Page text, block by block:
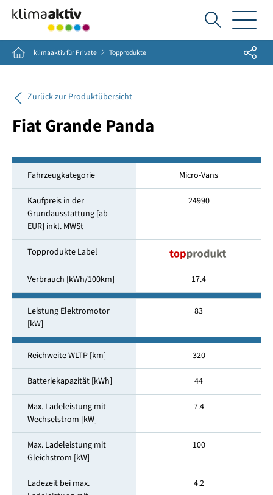
Ich
suche...
Home klimaaktiv für Private Topprodukte Share
Zurück zur Produktübersicht
Fiat Grande Panda
Fahrzeugkategorie Micro-Vans
Kaufpreis in der
Grundausstattung [ab
EUR] inkl. MWSt
24990
Topprodukte Label
Verbrauch [kWh/100km] 17.4
Leistung Elektromotor
[kW]
83
Reichweite WLTP [km] 320
Batteriekapazität [kWh] 44
Max. Ladeleistung mit
Wechselstrom [kW]
7.4
Max. Ladeleistung mit
Gleichstrom [kW]
100
Ladezeit bei max.
4.2